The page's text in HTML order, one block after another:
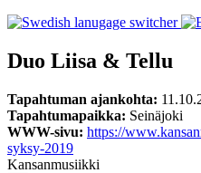
Duo Liisa & Tellu
Tapahtuman ajankohta:
Tapahtumapaikka: Seinäjoki
WWW-sivu: https://
syksy-2019
Kansanmusiikki